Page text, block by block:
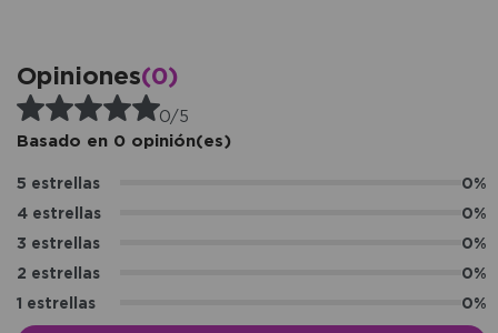
Opiniones(0)
0/5
Basado en 0 opinión(es)
5 estrellas
0%
4 estrellas
0%
3 estrellas
0%
2 estrellas
0%
1 estrellas
0%